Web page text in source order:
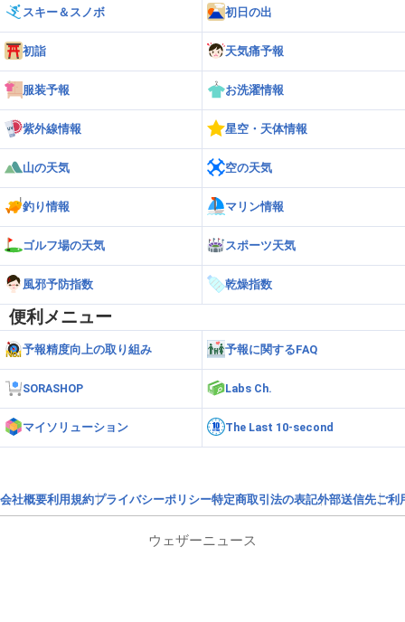
スキー＆スノボ 初日の出
初詣 天気痛予報
服装予報 お洗濯情報
紫外線情報 星空・天体情報
山の天気 空の天気
釣り情報 マリン情報
ゴルフ場の天気 スポーツ天気
風邪予防指数 乾燥指数
便利メニュー
予報精度向上の取り組み 予報に関するFAQ
SORASHOP Labs Ch.
マイソリューション The Last 10-second
会社概要利用規約プライバシーポリシー特定商取引法の表記外部送信先ご利
ウェザーニュース